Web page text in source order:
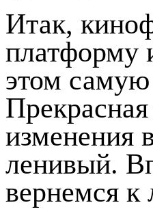
Итак,
платформу
этом
изменения
ленивый.
вернемся к